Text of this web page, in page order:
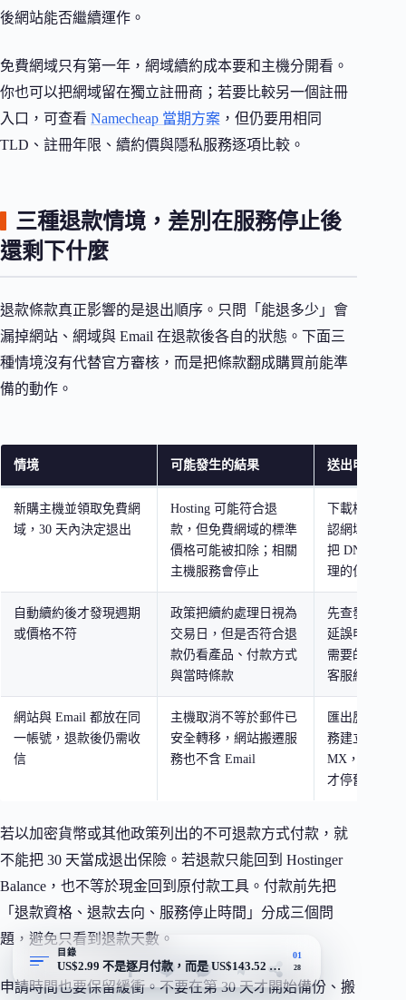
後網站能否繼續運作。
免費網域只有第一年，網域續約成本要和主機分開看。
你也可以把網域留在獨立註冊商；若要比較另一個註冊
入口，可查看 Namecheap 當期方案 ，但仍要用相同
TLD、註冊年限、續約價與隱私服務逐項比較。
三種退款情境，差別在服務停止後
還剩下什麼
退款條款真正影響的是退出順序。只問「能退多少」會
漏掉網站、網域與 Email 在退款後各自的狀態。下面三
種情境沒有代替官方審核，而是把條款翻成購買前能準
備的動作。
情境 可能發生的結果 送出申請前要
新購主機並領取免費網
域，30 天內決定退出
Hosting 可能符合退
款，但免費網域的標準
價格可能被扣除；相關
主機服務會停止
下載檔案與
認網域仍歸
把 DNS 移到
理的位置
自動續約後才發現週期
或價格不符
政策把續約處理日視為
交易日，但是否符合退
款仍看產品、付款方式
與當時條款
先查發票與
延誤申請；
需要的自動
客服紀錄
網站與 Email 都放在同
一帳號，退款後仍需收
信
主機取消不等於郵件已
安全轉移，網站搬遷服
務也不含 Email
匯出歷史郵
務建立信箱、
MX，完成雙
才停舊服務
若以加密貨幣或其他政策列出的不可退款方式付款，就
不能把 30 天當成退出保險。若退款只能回到 Hostinger
Balance，也不等於現金回到原付款工具。付款前先把
「退款資格、退款去向、服務停止時間」分成三個問
題，避免只看到退款天數。
申請時間也要保留緩衝。不要在第 30 天才開始備份、搬
目錄
US$2.99 不是逐月付款，而是 US$143.52 先付
01
28